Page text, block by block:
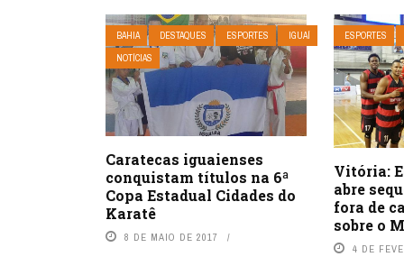
BAHIA DESTAQUES ESPORTES
IGUAÍ
NOTÍCIAS
Caratecas iguaienses
conquistam títulos na 6ª
Copa Estadual Cidades do
Karatê
8 DE MAIO DE 2017
ESPORTES
Vitória:
abre
fora de
sobre o
4 DE